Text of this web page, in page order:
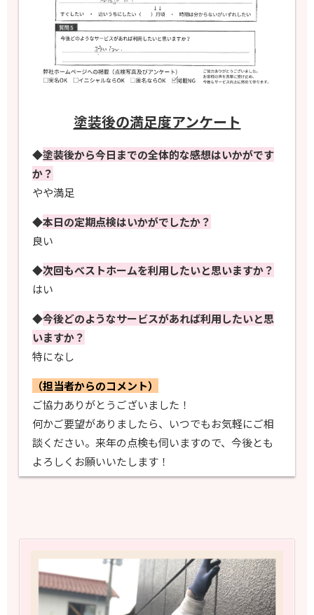
塗装後の満足度アンケート
◆塗装後から今日までの全体的な感想はいかがです
か？
やや満足
◆本日の定期点検はいかがでしたか？
良い
◆次回もべストホームを利用したいと思いますか？
はい
◆今後どのようなサービスがあれば利用したいと思
いますか？
特になし
（担当者からのコメント）
ご協力ありがとうございました！
何かご要望がありましたら、いつでもお気軽にご相
談ください。来年の点検も伺いますので、今後とも
よろしくお願いいたします！